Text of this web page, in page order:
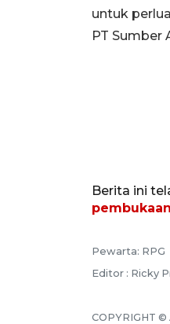
untuk
PT Sumber
Berita ini
Pewarta: RPG
Editor : Ricky
COPYRIGHT ©